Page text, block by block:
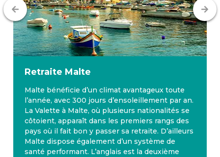
Retraite Malte
Malte bénéficie d’un climat avantageux toute
l’année, avec 300 jours d’ensoleillement par an.
La Valette à Malte, où plusieurs nationalités se
côtoient, apparaît dans les premiers rangs des
pays où il fait bon y passer sa retraite. D’ailleurs
Malte dispose également d’un système de
santé performant. L’anglais est la deuxième